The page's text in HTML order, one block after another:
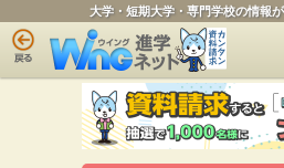
大学・短期大学・専門学校の情報